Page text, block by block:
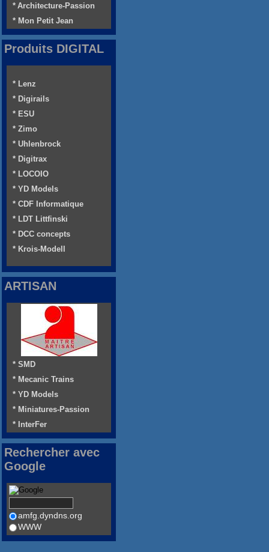
* Architecture-Passion
* Mon Petit Jean
Produits DIGITAL
* Lenz
* Digirails
* ESU
* Zimo
* Uhlenbrock
* Digitrax
* LOCOIO
* YD Models
* CDF Informatique
* LDT Littfinski
* DCC concepts
* Krois-Modell
ARTISAN
* SMD
* Mecanic Trains
* YD Models
* Miniatures-Passion
* InterFer
Rechercher avec
Google
amfg.dyndns.org
WWW